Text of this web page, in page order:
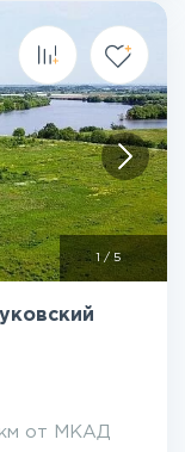
1/ 5
от МКАД